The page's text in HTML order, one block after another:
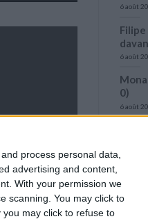
process personal data,
advertising and content,
With your permission we
scanning. You may click to
may click to refuse to
6 août
Filipe
6 août
0)
6 août
6 août
de
6 août